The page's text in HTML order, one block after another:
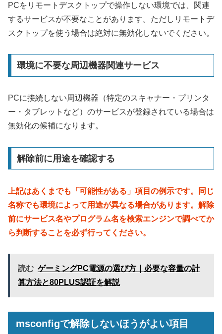
PCをリモートデスクトップで操作しない環境では、関連
するサービスが不要なことがあります。ただしリモートデ
スクトップを使う場合は絶対に無効化しないでください。
環境に不要な周辺機器関連サービス
PCに接続しない周辺機器（特定のスキャナー・プリンタ
ー・タブレットなど）のサービスが登録されている場合は
無効化の候補になります。
解除前に用途を確認する
上記はあくまでも「可能性がある」項目の例示です。同じ
名称でも環境によって用途が異なる場合があります。解除
前にサービス名やプログラム名を検索エンジンで調べてか
ら判断することを必ず行ってください。
読む ゲーミングPC電源の選び方｜必要な容量の計
算方法と80PLUS認証を解説
msconfigで解除しないほうがよい項目